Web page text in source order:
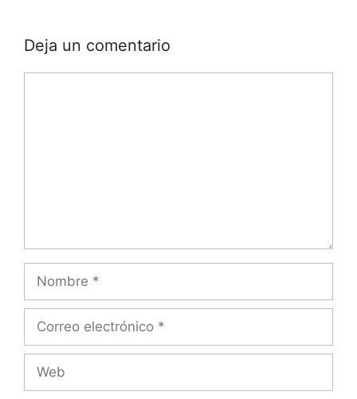
Deja un comentario
electrónico